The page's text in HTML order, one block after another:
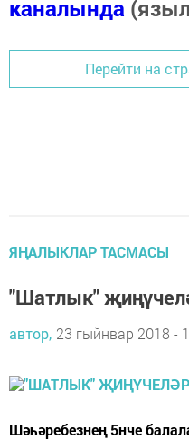
каналында
Перейти на
ЯҢАЛЫКЛАР ТАСМАСЫ
"Шатлык"
автор, 23 гыйнвар 2018 -
Шәһә­ре­без­нең 5нче